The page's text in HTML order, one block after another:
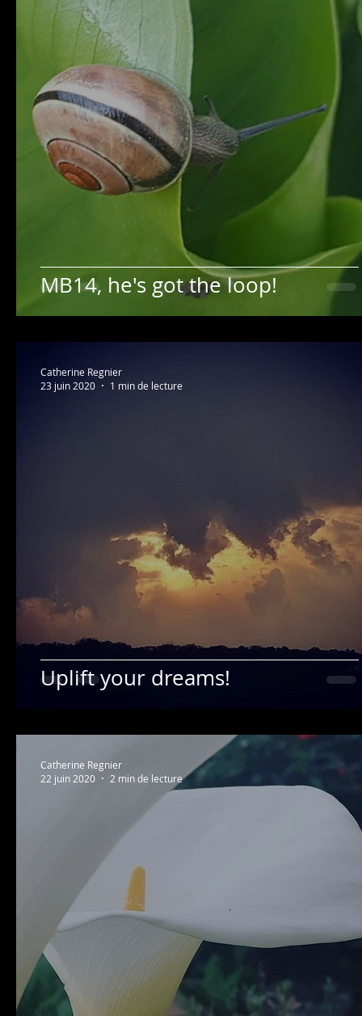
MB14, he's got the loop!
Uplift your dreams!
Catherine Regnier
23 juin 2020
1 min de lecture
Catherine Regnier
22 juin 2020
2 min de lecture